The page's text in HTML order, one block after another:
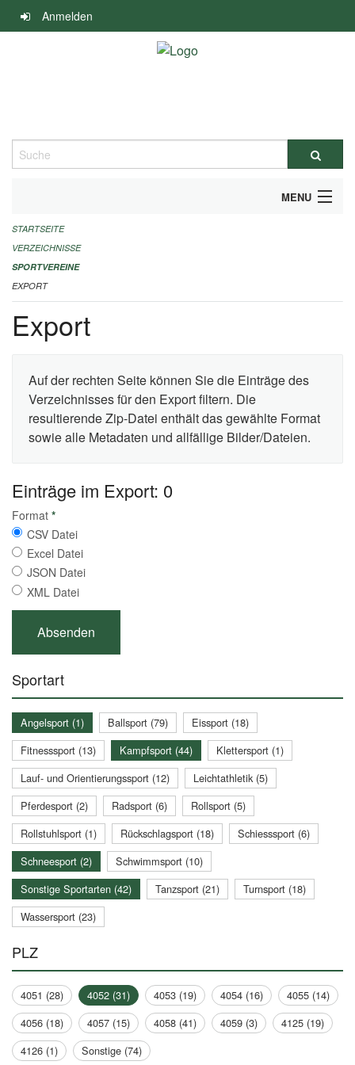
Navigation
überspringen
Anmelden
Suche
MENU
ALLGEMEINE INFORMATIONEN
FINANZIELLE UNTERSTÜTZUNG BENÖTIGT?
KONTAKT
STARTSEITE
VERZEICHNISSE
SPORTVEREINE
EXPORT
Export
Auf der rechten Seite können Sie die Einträge des
Verzeichnisses für den Export filtern. Die
resultierende Zip-Datei enthält das gewählte Format
sowie alle Metadaten und allfällige Bilder/Dateien.
Einträge im Export: 0
Format *
CSV Datei
Excel Datei
JSON Datei
XML Datei
Sportart
Angelsport (1) Ballsport (79)
Eissport (18)
Fitnesssport (13)
Kampfsport (44)
Klettersport (1)
Lauf- und Orientierungssport (12)
Leichtathletik (5)
Pferdesport (2)
Radsport (6)
Rollsport (5)
Rollstuhlsport (1)
Rückschlagsport (18)
Schiesssport (6)
Schneesport (2)
Schwimmsport (10)
Sonstige Sportarten (42)
Tanzsport (21)
Turnsport (18)
Wassersport (23)
PLZ
4051 (28) 4052 (31) 4053 (19) 4054 (16)
4055 (14)
4056 (18)
4057 (15) 4058 (41) 4059 (3)
4125 (19)
4126 (1)
Sonstige (74)